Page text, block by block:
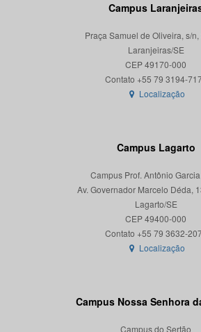
Campus
Praça Samuel de Oliveira, s/n,
Laranjeiras/SE
CEP 49170-000
Localização
Campus Lagarto
Campus Prof. Antônio
Av. Governador Marcelo Déda,
Lagarto/SE
CEP 49400-000
Localização
Campus Nossa Senhora
Campus do Sertão